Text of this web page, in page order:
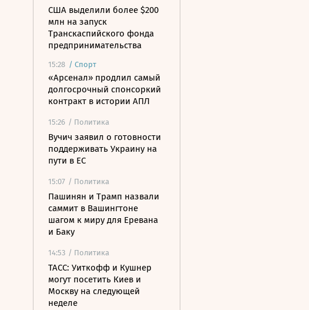
США выделили более $200
млн на запуск
Транскаспийского фонда
предпринимательства
15:28 / Спорт
«Арсенал» продлил самый
долгосрочный спонсоркий
контракт в истории АПЛ
15:26 / Политика
Вучич заявил о готовности
поддерживать Украину на
пути в ЕС
15:07 / Политика
Пашинян и Трамп назвали
саммит в Вашингтоне
шагом к миру для Еревана
и Баку
14:53 / Политика
ТАСС: Уиткофф и Кушнер
могут посетить Киев и
Москву на следующей
неделе